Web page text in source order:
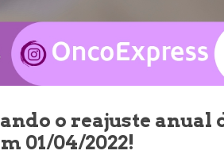
o reajuste anual
01/04/2022!